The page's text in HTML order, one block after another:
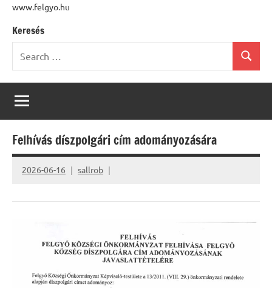
www.felgyo.hu
Keresés
for:
Search
Felhívás díszpolgári cím adományozására
2026-06-16 sallrob